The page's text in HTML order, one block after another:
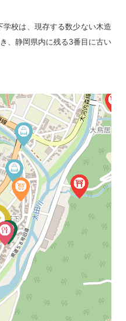
校は、現存する数少ない木造
、静岡県内に残る3番目に古い